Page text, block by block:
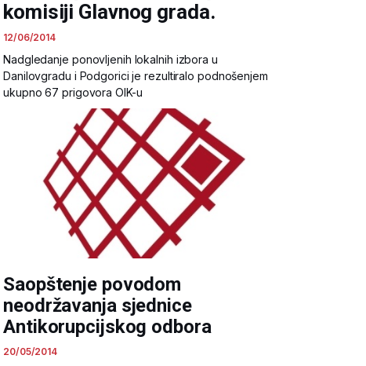
komisiji Glavnog grada.
12/06/2014
Nadgledanje ponovljenih lokalnih izbora u
Danilovgradu i Podgorici je rezultiralo podnošenjem
ukupno 67 prigovora OIK-u
Saopštenje povodom
neodržavanja sjednice
Antikorupcijskog odbora
20/05/2014